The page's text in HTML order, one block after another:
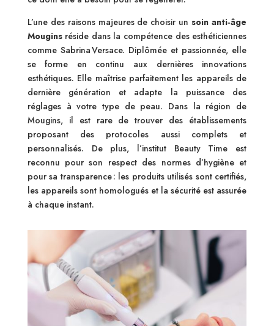
L’une des raisons majeures de choisir unsoin anti‑âge
Mouginsréside dans la compétence des esthéticiennes
comme Sabrina Versace. Diplômée et passionnée, elle
se forme en continu aux dernières innovations
esthétiques. Elle maîtrise parfaitement les appareils de
dernière génération et adapte la puissance des
réglages à votre type de peau. Dans la région de
Mougins, il est rare de trouver des établissements
proposant des protocoles aussi complets et
personnalisés. De plus, l’institut Beauty Time est
reconnu pour son respect des normes d’hygiène et
pour sa transparence : les produits utilisés sont certifiés,
les appareils sont homologués et la sécurité est assurée
à chaque instant.